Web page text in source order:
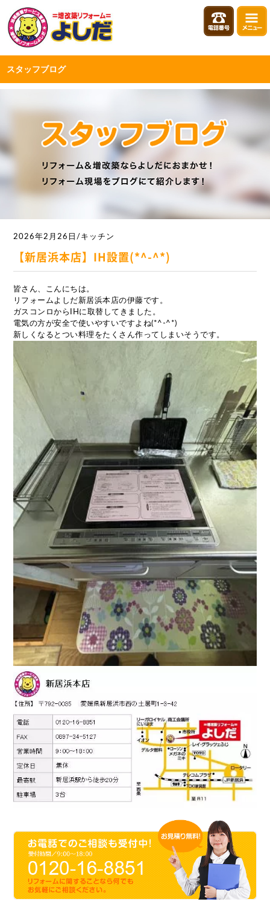
スタッフブログ
2026年2月26日/キッチン
【新居浜本店】IH設置(*^-^*)
皆さん、こんにちは。
リフォームよしだ新居浜本店の伊藤です。
ガスコンロからIHに取替してきました。
電気の方が安全で使いやすいですよね(*^-^*)
新しくなるとつい料理をたくさん作ってしまいそうです。